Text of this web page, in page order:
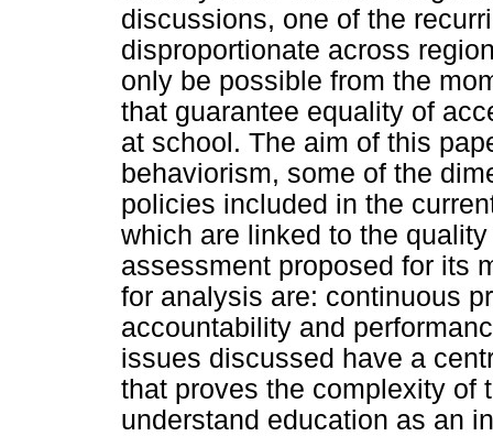
discussions, one of the
disproportionate across
only be possible from the
that guarantee equality of
at school. The aim of this
behaviorism, some of the
policies included in the
which are linked to the
assessment proposed for its
for analysis are: continuous
accountability and
issues discussed have a
that proves the complexity of
understand education as an